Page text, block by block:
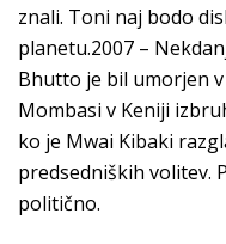
znali. Toni naj bodo
planetu.2007 –
Bhutto je bil umorjen
Mombasi v Keniji
ko je Mwai Kibaki
predsedniških volitev.
politično.